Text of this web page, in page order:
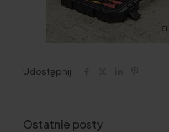
Udostępnij
Ostatnie posty